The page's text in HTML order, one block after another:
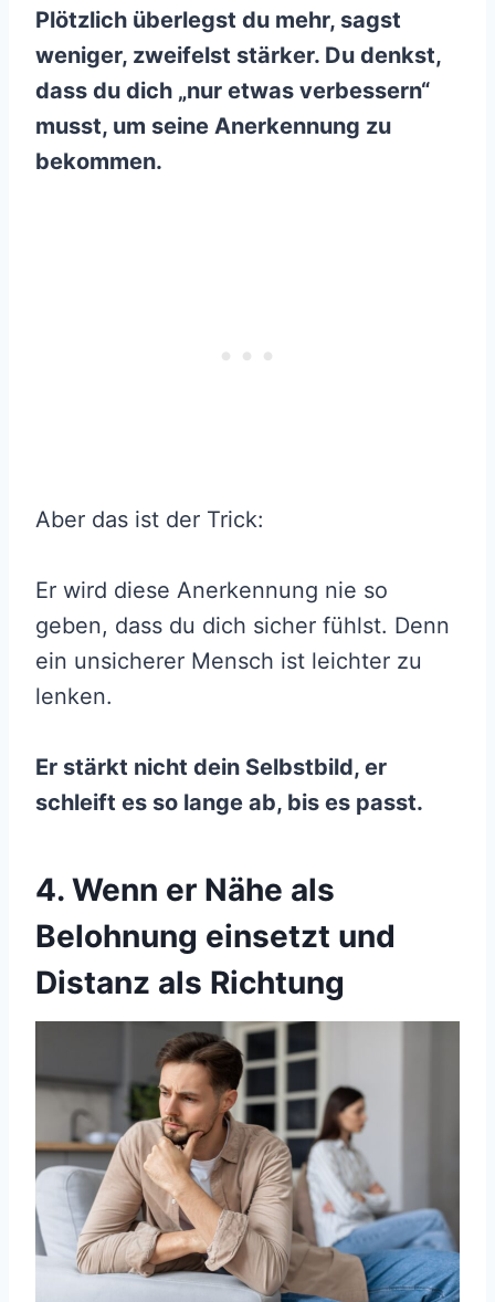
Plötzlich überlegst du mehr, sagst
weniger, zweifelst stärker. Du denkst,
dass du dich „nur etwas verbessern“
musst, um seine Anerkennung zu
bekommen.
Aber das ist der Trick:
Er wird diese Anerkennung nie so
geben, dass du dich sicher fühlst. Denn
ein unsicherer Mensch ist leichter zu
lenken.
Er stärkt nicht dein Selbstbild, er
schleift es so lange ab, bis es passt.
4. Wenn er Nähe als
Belohnung einsetzt und
Distanz als Richtung